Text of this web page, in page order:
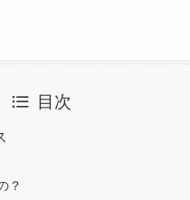
目次
？